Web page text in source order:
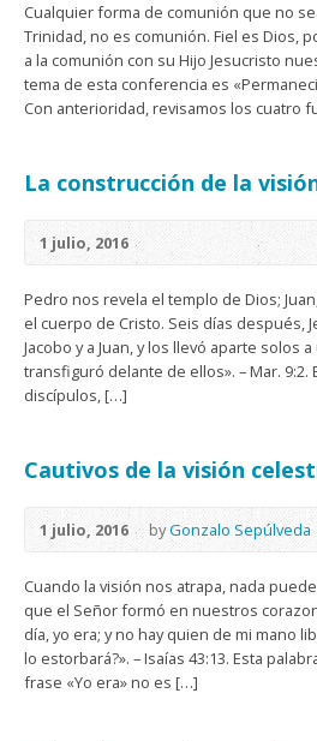
Cualquier forma de comunión que no
Trinidad, no es comunión. Fiel es Dios,
a la comunión con su Hijo Jesucristo
tema de esta conferencia es
Con anterioridad, revisamos los cuatro
La construcción de la
1 julio, 2016
Pedro nos revela el templo de Dios;
el cuerpo de Cristo. Seis días después,
Jacobo y a Juan, y los llevó aparte solos
transfiguró delante de ellos». – Mar. 9:2.
discípulos, […]
Cautivos de la visión
1 julio, 2016 byGonzalo Sepúlveda
Cuando la visión nos atrapa, nada
que el Señor formó en nuestros
día, yo era; y no hay quien de mi mano
lo estorbará?». – Isaías 43:13. Esta
frase «Yo era» no es […]